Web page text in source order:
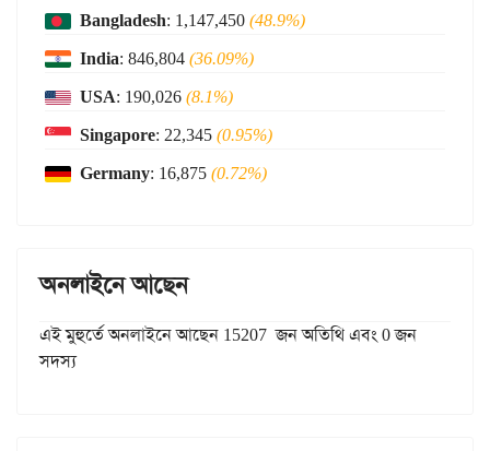
Bangladesh: 1,147,450(48.9%)
India: 846,804(36.09%)
USA: 190,026(8.1%)
Singapore: 22,345(0.95%)
Germany: 16,875(0.72%)
অনলাইনে আছেন
এই মুহুর্তে অনলাইনে আছেন 15207 জন অতিথি এবং 0 জন
সদস্য